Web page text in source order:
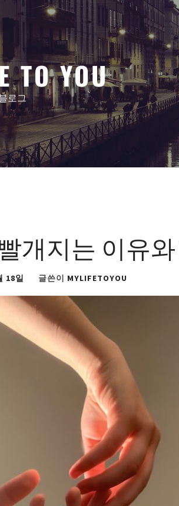
TO YOU
로그
개지는 이유
18일 글쓴이 MYLIFETOYOU